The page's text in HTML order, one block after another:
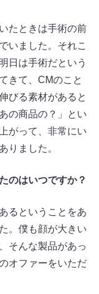
たときは手術の前
いました。それこ
日は手術だという
きて、CMのこと
びる素材があると
の商品の？」とい
がって、非常にい
りました。
のはいつですか？
るということをあ
。僕も顔が大きい
そんな製品があっ
オファーをいただ